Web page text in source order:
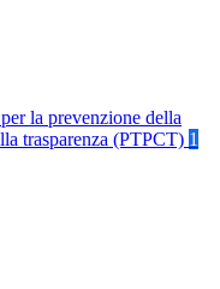
la prevenzione della
trasparenza (PTPCT) 1